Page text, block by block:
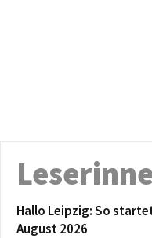
Hallo Leipzig: So
August 2026